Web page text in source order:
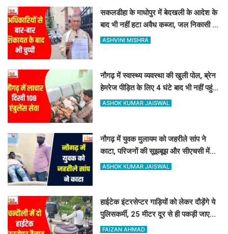
सकलडीहा के माधोपुर में बेदखली के आदेश के
बाद भी नहीं हटा अवैध कब्जा, जल निकासी बंद
होने से किसानों में भारी रोष
ASHVINI MISHRA
नौगढ़ में स्वास्थ्य व्यवस्था की खुली पोल, ब्रेन
हेमरेज पीड़ित के लिए 4 घंटे बाद भी नहीं पहुंची
108 एंबुलेंस
ASHOK KUMAR JAISWAL
नौगढ़ में युवक मुलायम को जहरीले सांप ने
काटा, परिजनों की सूझबूझ और सीएचसी में
तुरंत इलाज से बची जान
ASHOK KUMAR JAISWAL
हाईटेक इंटरसेप्टर गाड़ियों को लेकर दौड़ेंगे ये
पुलिसकर्मी, 25 मीटर दूर से ही पकड़ी जाएगी
ओवरस्पीडिंग और ड्रंक एंड ड्राइव
FAIZAN AHMAD